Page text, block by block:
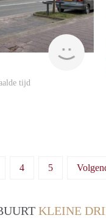
tijd
4 5
KLEINE